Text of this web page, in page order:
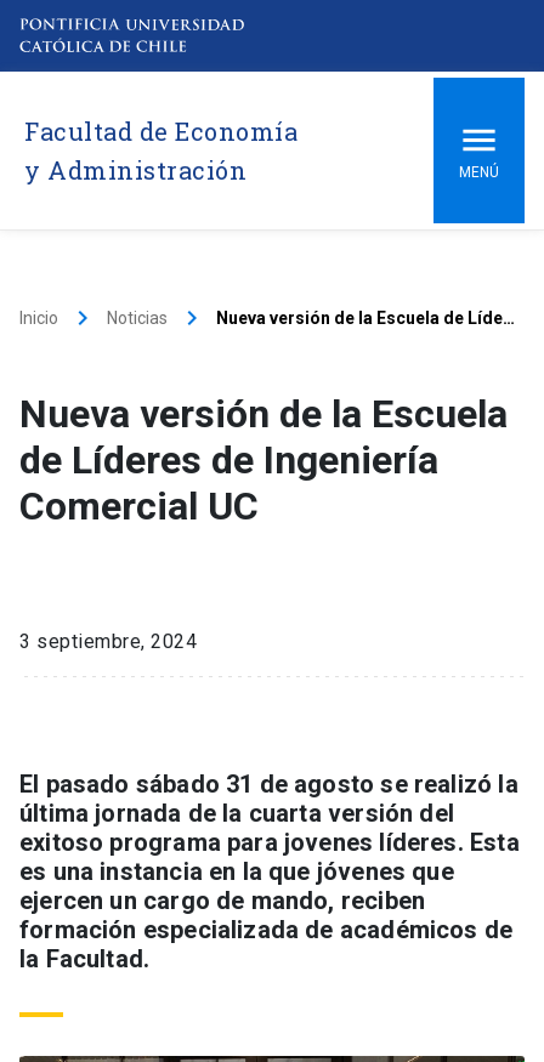
Facultad de Economía
y Administración
MENÚ
Inicio keyboard_arrow_right Noticias keyboard_arrow_right Nueva versión de la Escuela de Líderes de Ingeniería Comercial UC
Nueva versión de la Escuela
de Líderes de Ingeniería
Comercial UC
3 septiembre, 2024
El pasado sábado 31 de agosto se realizó la
última jornada de la cuarta versión del
exitoso programa para jovenes líderes. Esta
es una instancia en la que jóvenes que
ejercen un cargo de mando, reciben
formación especializada de académicos de
la Facultad.